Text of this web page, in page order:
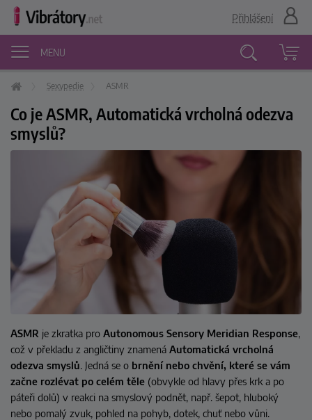
MENU
Přihlášení
Sexypedie ASMR
Co je ASMR, Automatická vrcholná odezva
smyslů?
ASMR je zkratka pro Autonomous Sensory Meridian Response,
což v překladu z angličtiny znamená Automatická vrcholná
odezva smyslů . Jedná se o brnění nebo chvění, které se vám
začne rozlévat po celém těle(obvykle od hlavy přes krk a po
páteři dolů) v reakci na smyslový podnět, např. šepot, hluboký
nebo pomalý zvuk, pohled na pohyb, dotek, chuť nebo vůni.